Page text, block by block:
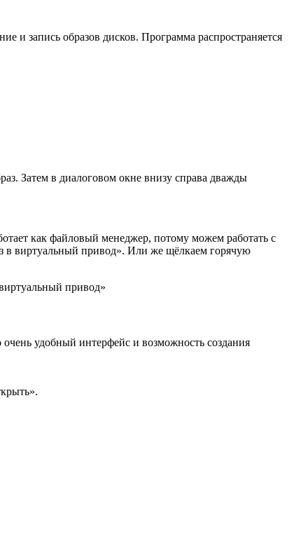
и запись образов дисков. Программа распространяется
Затем в диалоговом окне внизу справа дважды
как файловый менеджер, потому можем работать с
в виртуальный привод». Или же щёлкаем горячую
привод»
удобный интерфейс и возможность создания